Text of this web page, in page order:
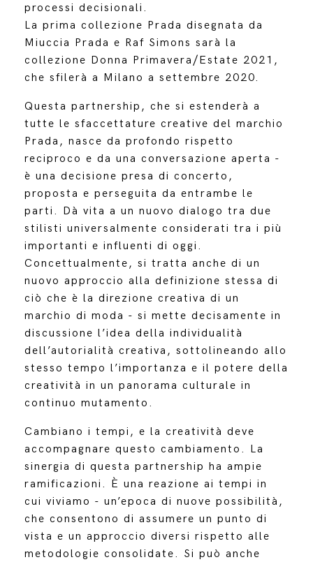
processi decisionali.
La prima collezione Prada disegnata da
Miuccia Prada e Raf Simons sarà la
collezione Donna Primavera/Estate 2021,
che sfilerà a Milano a settembre 2020.
Questa partnership, che si estenderà a
tutte le sfaccettature creative del marchio
Prada, nasce da profondo rispetto
reciproco e da una conversazione aperta -
è una decisione presa di concerto,
proposta e perseguita da entrambe le
parti. Dà vita a un nuovo dialogo tra due
stilisti universalmente considerati tra i più
importanti e influenti di oggi.
Concettualmente, si tratta anche di un
nuovo approccio alla definizione stessa di
ciò che è la direzione creativa di un
marchio di moda - si mette decisamente in
discussione l’idea della individualità
dell’autorialità creativa, sottolineando allo
stesso tempo l’importanza e il potere della
creatività in un panorama culturale in
continuo mutamento.
Cambiano i tempi, e la creatività deve
accompagnare questo cambiamento. La
sinergia di questa partnership ha ampie
ramificazioni. È una reazione ai tempi in
cui viviamo - un’epoca di nuove possibilità,
che consentono di assumere un punto di
vista e un approccio diversi rispetto alle
metodologie consolidate. Si può anche